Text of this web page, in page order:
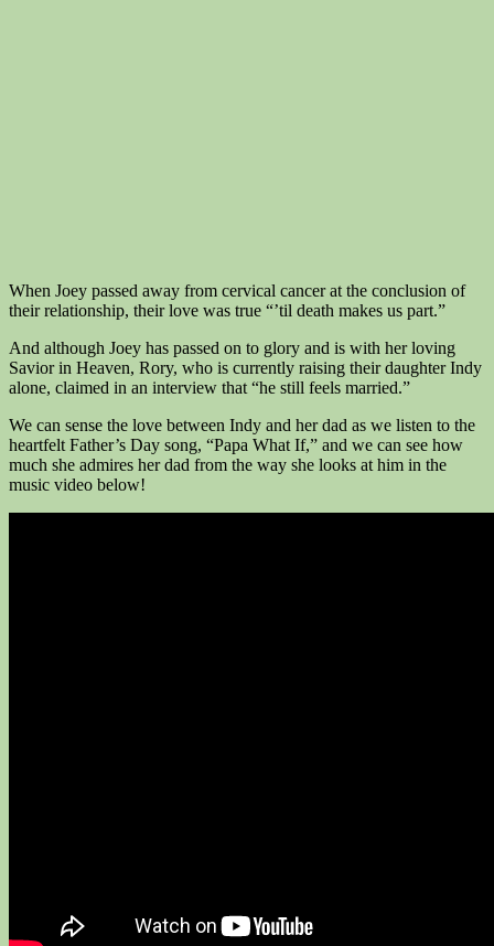
When Joey passed away from cervical cancer at the conclusion of
their relationship, their love was true “’til death makes us part.”
And although Joey has passed on to glory and is with her loving
Savior in Heaven, Rory, who is currently raising their daughter Indy
alone, claimed in an interview that “he still feels married.”
We can sense the love between Indy and her dad as we listen to the
heartfelt Father’s Day song, “Papa What If,” and we can see how
much she admires her dad from the way she looks at him in the
music video below!